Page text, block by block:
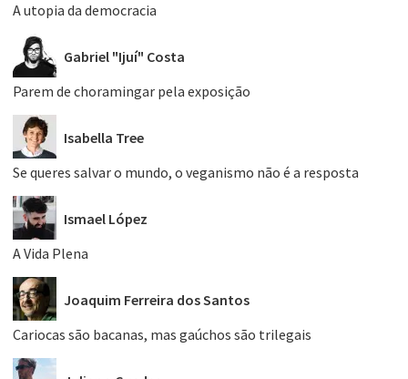
A utopia da democracia
Gabriel "Ijuí" Costa
Parem de choramingar pela exposição
Isabella Tree
Se queres salvar o mundo, o veganismo não é a resposta
Ismael López
A Vida Plena
Joaquim Ferreira dos Santos
Cariocas são bacanas, mas gaúchos são trilegais